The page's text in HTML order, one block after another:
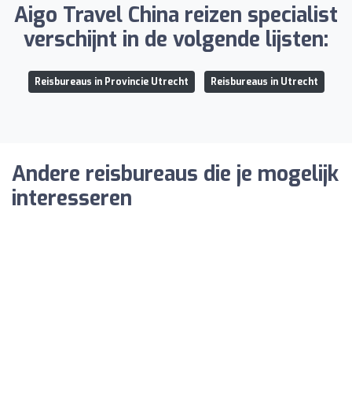
Aigo Travel China reizen specialist
verschijnt in de volgende lijsten:
Reisbureaus in Provincie Utrecht Reisbureaus in Utrecht
Andere reisbureaus die je mogelijk
interesseren